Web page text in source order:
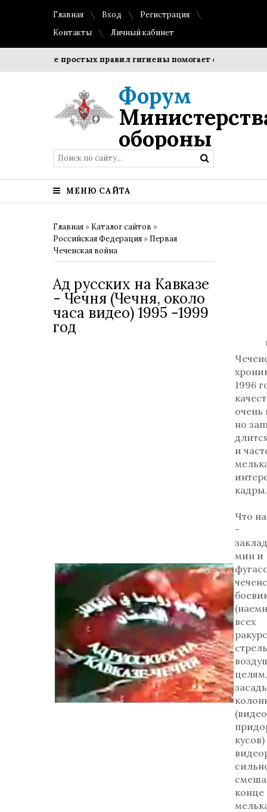
Главная Вход
Регистрация
Контакты
Личный кабинет
простых правил гигиены помогает сохранить
Форум
обороны
МЕНЮ САЙТА
Главная » Каталог сайтов »
Российская Федерация » Первая
Чеченская война
Ад русских на Кавказе
- Чечня (Чечня, около
часа видео) 1995 -1999
год
1996
очень
но
и
кадры.
Что
-
мин и
всех
целям,
кусов)
конце